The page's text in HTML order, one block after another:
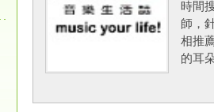
時間
師，
相推
的耳